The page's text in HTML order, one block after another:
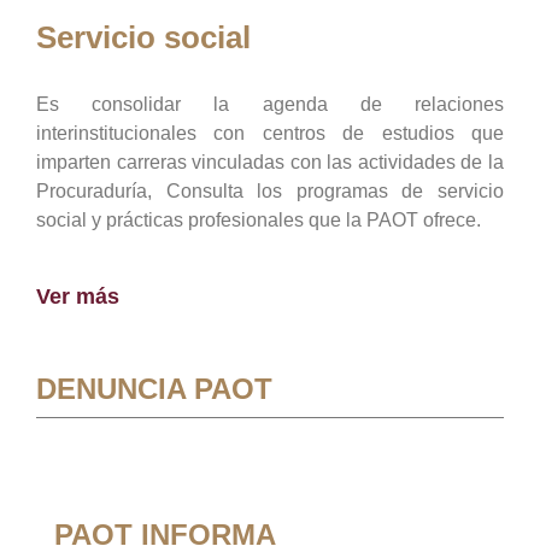
Servicio social
Es consolidar la agenda de relaciones
interinstitucionales con centros de estudios que
imparten carreras vinculadas con las actividades de la
Procuraduría, Consulta los programas de servicio
social y prácticas profesionales que la PAOT ofrece.
Ver más
DENUNCIA PAOT
PAOT INFORMA